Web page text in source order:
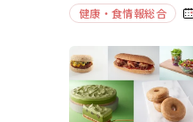
健康・食情報総合